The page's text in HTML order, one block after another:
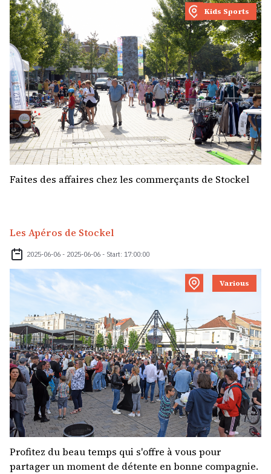
Kids Sports
Faites des affaires chez les commerçants de Stockel
Les Apéros de Stockel
2025-06-06 - 2025-06-06 - Start: 17:00:00
Various
Profitez du beau temps qui s'offre à vous pour
partager un moment de détente en bonne compagnie.